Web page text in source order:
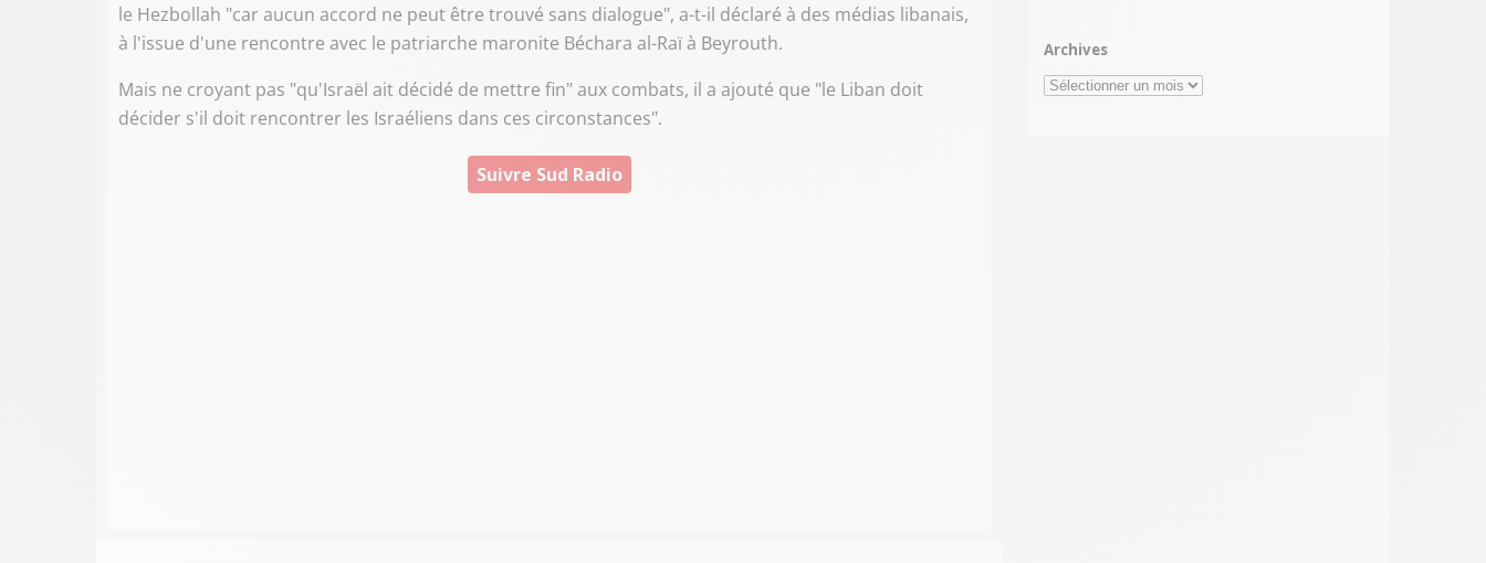
le Hezbollah "car aucun accord ne peut être trouvé sans dialogue", a-t-il déclaré à des médias libanais,
à l'issue d'une rencontre avec le patriarche maronite Béchara al-Raï à Beyrouth.
Mais ne croyant pas "qu'Israël ait décidé de mettre fin" aux combats, il a ajouté que "le Liban doit
décider s'il doit rencontrer les Israéliens dans ces circonstances".
Suivre Sud Radio
Archives
Archives